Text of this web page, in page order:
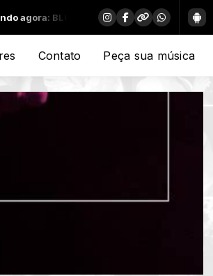
CULT - (DON'T FEAR) THE REAPER
Contato Peça sua música